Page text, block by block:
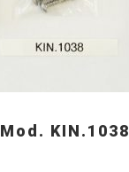
Mod. KIN.1038